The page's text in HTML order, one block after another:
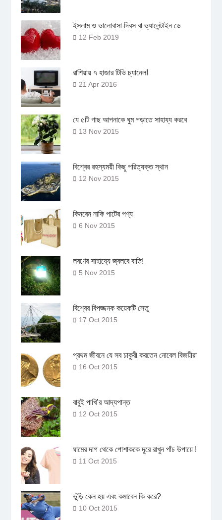
ইসলাম ও ভালোবাসা দিবস বা ভ্যালেন্টাইন ডে
12 Feb 2019
রাশিয়ায় ৭ হাজার টিভি চ্যানেল!
21 Apr 2016
যে ৫টি গাছ আপনাকে ঘুম পড়াতে সাহায্য করবে
13 Nov 2015
বিশ্বের রহস্যময়ী কিছু পরিত্যক্ত স্থান
12 Nov 2015
কিনবেন নাকি পাটের পণ্য
6 Nov 2015
লবণের সাহায্যে জ্বলবে বাতি!
5 Nov 2015
বিশ্বের বিপজ্জনক কয়েকটি সেতু
17 Oct 2015
প্রথম জীবনে যে সব চাকুরী করতেন নোবেল বিজয়ীরা
16 Oct 2015
বাবুই পাখি’র আদ্যপান্ত
12 Oct 2015
ঘামের দাগ থেকে পোশাককে দূরে রাখুন পাঁচ উপায়ে !
11 Oct 2015
ভুঁড়ি কেন হয় এবং কমাবেন কি করে?
10 Oct 2015